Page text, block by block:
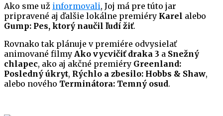
Ako sme už informovali, Joj má pre túto jar
pripravené aj ďalšie lokálne premiéry Karel alebo
Gump: Pes, ktorý naučil ľudí žiť.
Rovnako tak plánuje v premiére odvysielať
animované filmy Ako vycvičiť draka 3 a Snežný
chlapec, ako aj akčné premiéry Greenland:
Posledný úkryt, Rýchlo a zbesilo: Hobbs & Shaw,
alebo nového Terminátora: Temný osud.